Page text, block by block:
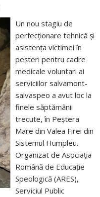
Un nou stagiu de
perfecționare tehnică și
asistența victimei în
peșteri pentru cadre
medicale voluntari ai
serviciilor salvamont-
salvaspeo a avut loc la
finele săptămânii
trecute, în Peștera
Mare din Valea Firei din
Sistemul Humpleu.
Organizat de Asociația
Română de Educație
Speologică (ARES),
Serviciul Public